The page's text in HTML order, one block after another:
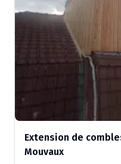
Extension de
Mouvaux